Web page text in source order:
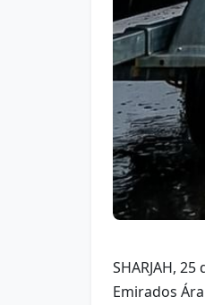
SHARJAH,
Emirados